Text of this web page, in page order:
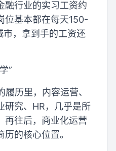
融行业的实习工资约
位基本都在每天150-
，拿到手的工资还
”
历里，内容运营、
研究、HR，几乎是所
再往后，商业化运营
的核心位置。